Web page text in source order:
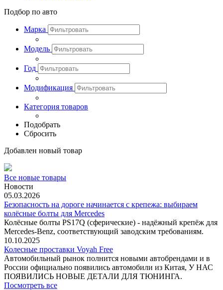
Подбор по авто
Марка
Модель
Год
Модификация
Категория товаров
Подобрать
Сбросить
Добавлен новый товар
Все новые товары
Новости
05.03.2026
Безопасность на дороге начинается с крепежа: выбираем
колёсные болты для Mercedes
Колёсные болты PS17Q (сферические) - надёжный крепёж для
Mercedes‑Benz, соответствующий заводским требованиям.
10.10.2025
Колесные проставки Voyah Free
Автомобильный рынок полнится новыми автобрендами и в
России официально появились автомобили из Китая, У НАС
ПОЯВИЛИСЬ НОВЫЕ ДЕТАЛИ ДЛЯ ТЮНИНГА.
Посмотреть все